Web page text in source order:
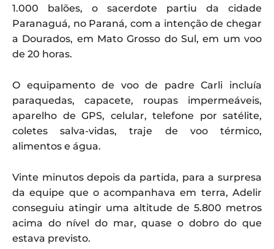
1.000 balões, o sacerdote partiu da cidade
Paranaguá, no Paraná, com a intenção de chegar
a Dourados, em Mato Grosso do Sul, em um voo
de 20 horas.
O equipamento de voo de padre Carli incluía
paraquedas, capacete, roupas impermeáveis,
aparelho de GPS, celular, telefone por satélite,
coletes salva-vidas, traje de voo térmico,
alimentos e água.
Vinte minutos depois da partida, para a surpresa
da equipe que o acompanhava em terra, Adelir
conseguiu atingir uma altitude de 5.800 metros
acima do nível do mar, quase o dobro do que
estava previsto.